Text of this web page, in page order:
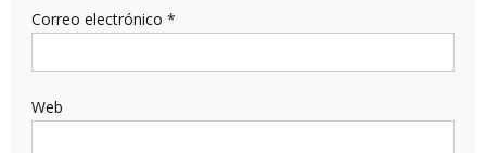
Correo electrónico *
Web